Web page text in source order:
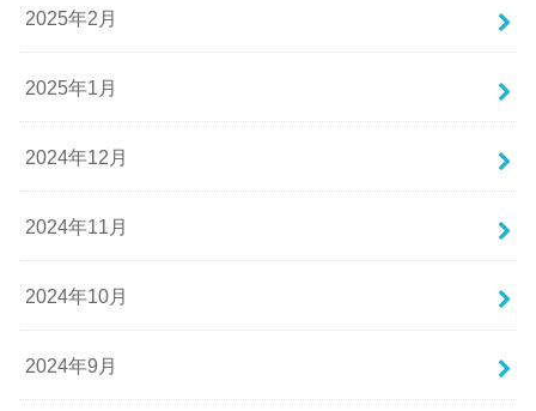
2025年2月
2025年1月
2024年12月
2024年11月
2024年10月
2024年9月